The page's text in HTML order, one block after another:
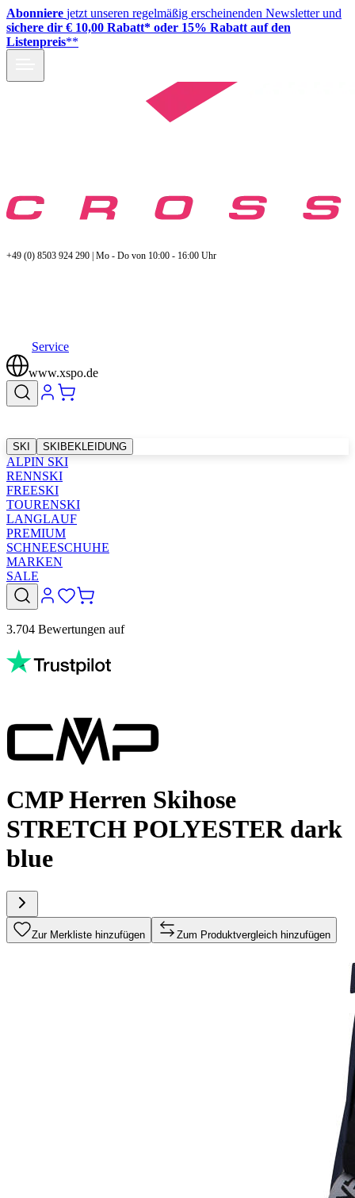
Abonniere jetzt unseren regelmäßig erscheinenden Newsletter und
sichere dir € 10,00 Rabatt* oder 15% Rabatt auf den
Listenpreis**
+49 (0) 8503 924 290 | Mo - Do von 10:00 - 16:00 Uhr
Service
www.xspo.de
SKI SKIBEKLEIDUNG
ALPIN SKI
RENNSKI
FREESKI
TOURENSKI
LANGLAUF
PREMIUM
SCHNEESCHUHE
MARKEN
SALE
3.704 Bewertungen auf
CMP Herren Skihose
STRETCH POLYESTER dark
blue
Zur Merkliste hinzufügen Zum Produktvergleich hinzufügen